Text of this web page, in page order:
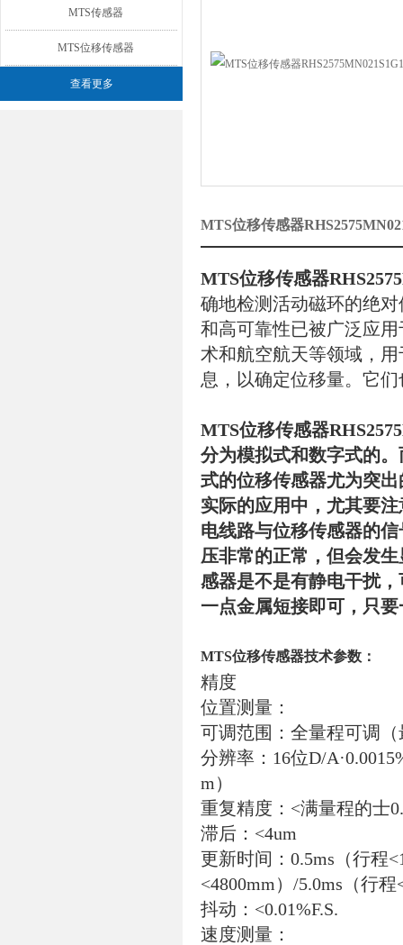
MTS传感器
MTS位移传感器
查看更多
MTS位移传感器
MTS位移传感器
确地检测活动磁环的绝
和高可靠性已被广泛应
术和航空航天等领域，
息，以确定位移量。它
MTS位移传感器
分为模拟式和数字式的
式的位移传感器尤为突
实际的应用中，尤其要
电线路与位移传感器的
压非常的正常，但会发
感器是不是有静电干扰
一点金属短接即可，只
MTS位移传感器技术参数：
精度
位置测量：
可调范围：全量程可调（
分辨率：16位D/
m）
重复精度：<满量程的士
滞后：<4um
更新时间：0.5ms（行程
<4800mm）/5.0ms（行程
抖动：<0.01%F.S.
速度测量：